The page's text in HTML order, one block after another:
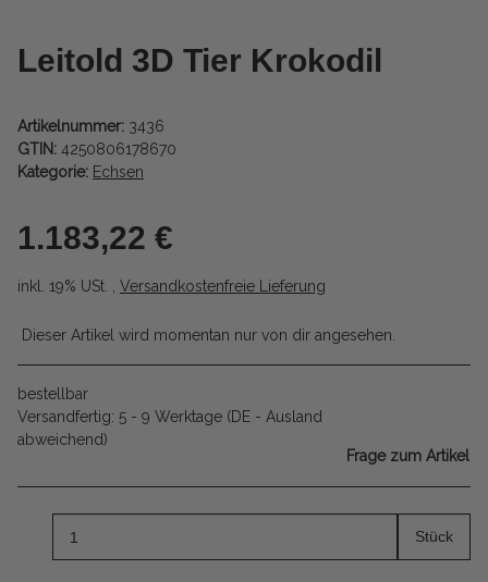
Leitold 3D Tier Krokodil
Artikelnummer: 3436
GTIN: 4250806178670
Kategorie: Echsen
1.183,22 €
inkl. 19% USt. , Versandkostenfreie Lieferung
Dieser Artikel wird momentan nur von dir angesehen.
bestellbar
Versandfertig: 5 - 9 Werktage (DE - Ausland
abweichend)
Frage zum Artikel
Stück